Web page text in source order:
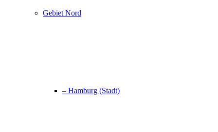
Gebiet Nord
– Hamburg (Stadt)